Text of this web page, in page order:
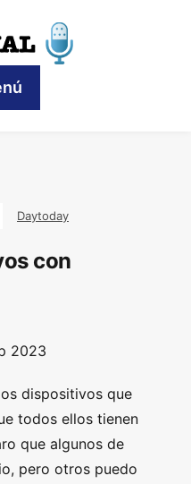
Daytoday
con
2023
dispositivos que
todos ellos tienen
que algunos de
pero otros puedo